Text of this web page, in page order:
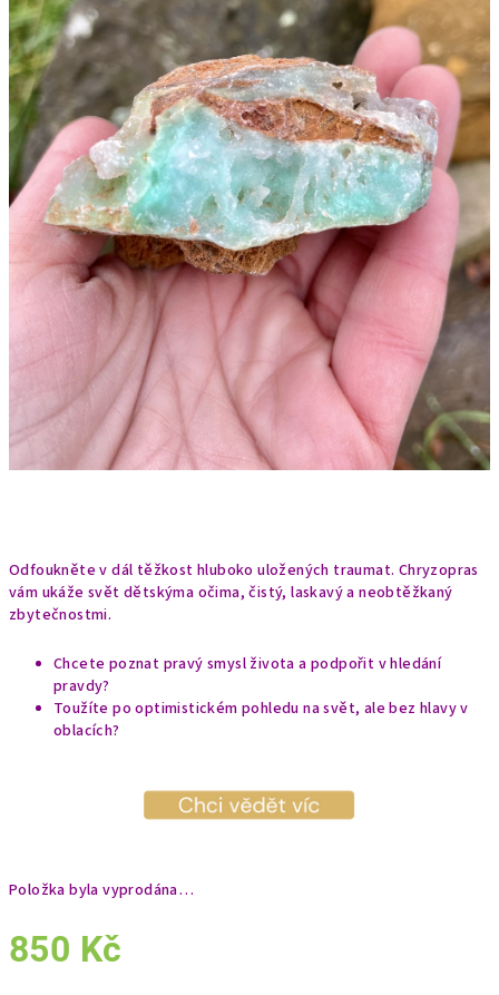
Odfoukněte v dál těžkost hluboko uložených traumat. Chryzopras
vám ukáže svět dětskýma očima, čistý, laskavý a neobtěžkaný
zbytečnostmi.
Chcete poznat pravý smysl života a podpořit v hledání
pravdy?
Toužíte po optimistickém pohledu na svět, ale bez hlavy v
oblacích?
Položka byla vyprodána…
850 Kč